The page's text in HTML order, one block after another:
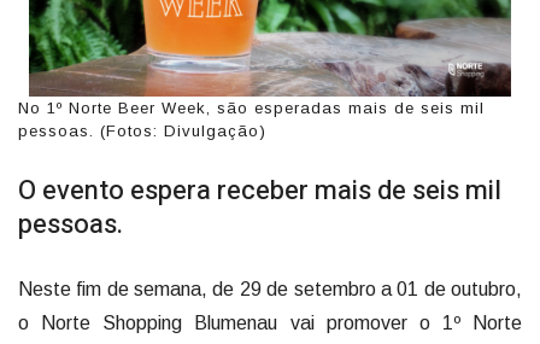
No 1º Norte Beer Week, são esperadas mais de seis mil
pessoas. (Fotos: Divulgação)
O evento espera receber mais de seis mil
pessoas.
Neste fim de semana, de 29 de setembro a 01 de outubro,
o Norte Shopping Blumenau vai promover o 1º Norte